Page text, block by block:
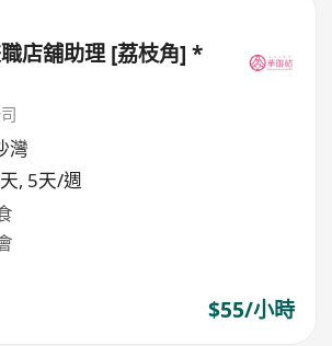
店舖助理 [荔枝角] *
灣
, 5天/週
$55/小時